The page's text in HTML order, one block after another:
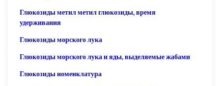
Глюкозиды метил метил глюкозиды, время
удерживания
Глюкозиды морского лука
Глюкозиды морского лука и яды, выделяемые жабами
Глюкозиды номенклатура